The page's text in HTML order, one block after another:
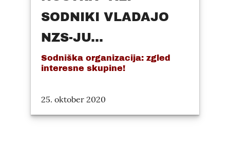
SODNIKI VLADAJO
NZS-JU...
Sodniška organizacija: zgled
interesne skupine!
25. oktober 2020